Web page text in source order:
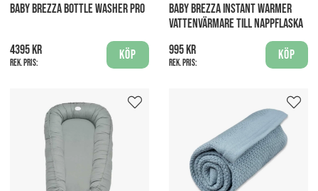
BABY BREZZA BOTTLE WASHER PRO
4395 kr
Rek. pris:
Köp
BABY BREZZA INSTANT WARMER
VATTENVÄRMARE TILL NAPPFLASKA
995 kr
Rek. pris:
Köp